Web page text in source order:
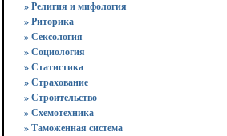
» Религия и мифология
» Риторика
» Сексология
» Социология
» Статистика
» Страхование
» Строительство
» Схемотехника
» Таможенная система